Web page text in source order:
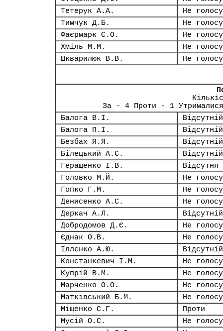
Тетерук А.А.
Не
Тимчук Д.Б.
Не
Фаєрмарк С.О.
Не
Хміль М.М.
Не
Шкварилюк В.В.
Не
За - 4 Проти - 1
Балога В.І.
Відсутній
Балога П.І.
Відсутній
Безбах Я.Я.
Відсутній
Білецький А.Є.
Відсутній
Геращенко І.В.
Відсутня
Головко М.Й.
Не
Гопко Г.М.
Не
Денисенко А.С.
Не
Деркач А.Л.
Відсутній
Добродомов Д.Є.
Не
Єднак О.В.
Не
Іллєнко А.Ю.
Відсутній
Констанкевич І.М.
Не
Купрій В.М.
Не
Марченко О.О.
Не
Матківський Б.М.
Не
Міщенко С.Г.
Проти
Мусій О.С.
Не